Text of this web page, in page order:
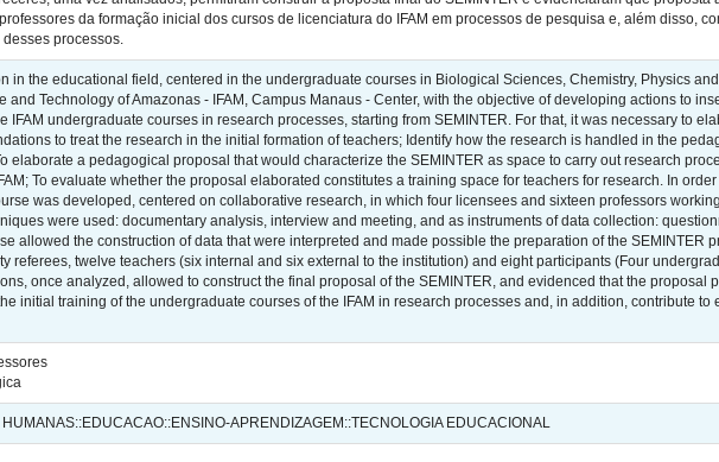
da formação inicial dos cursos de licenciatura do IFAM em processos de pesquisa e, além disso,
processos.
in the educational field, centered in the undergraduate courses in Biological Sciences, Chemistry, Physics
and Technology of Amazonas - IFAM, Campus Manaus - Center, with the objective of developing actions to
IFAM undergraduate courses in research processes, starting from SEMINTER. For that, it was necessary to
to treat the research in the initial formation of teachers; Identify how the research is handled in the
elaborate a pedagogical proposal that would characterize the SEMINTER as space to carry out research
To evaluate whether the proposal elaborated constitutes a training space for teachers for research. In
was developed, centered on collaborative research, in which four licensees and sixteen professors
were used: documentary analysis, interview and meeting, and as instruments of data collection:
allowed the construction of data that were interpreted and made possible the preparation of the SEMINTER
referees, twelve teachers (six internal and six external to the institution) and eight participants (Four
once analyzed, allowed to construct the final proposal of the SEMINTER, and evidenced that the proposal
initial training of the undergraduate courses of the IFAM in research processes and, in addition, contribute to
APRENDIZAGEM::TECNOLOGIA EDUCACIONAL